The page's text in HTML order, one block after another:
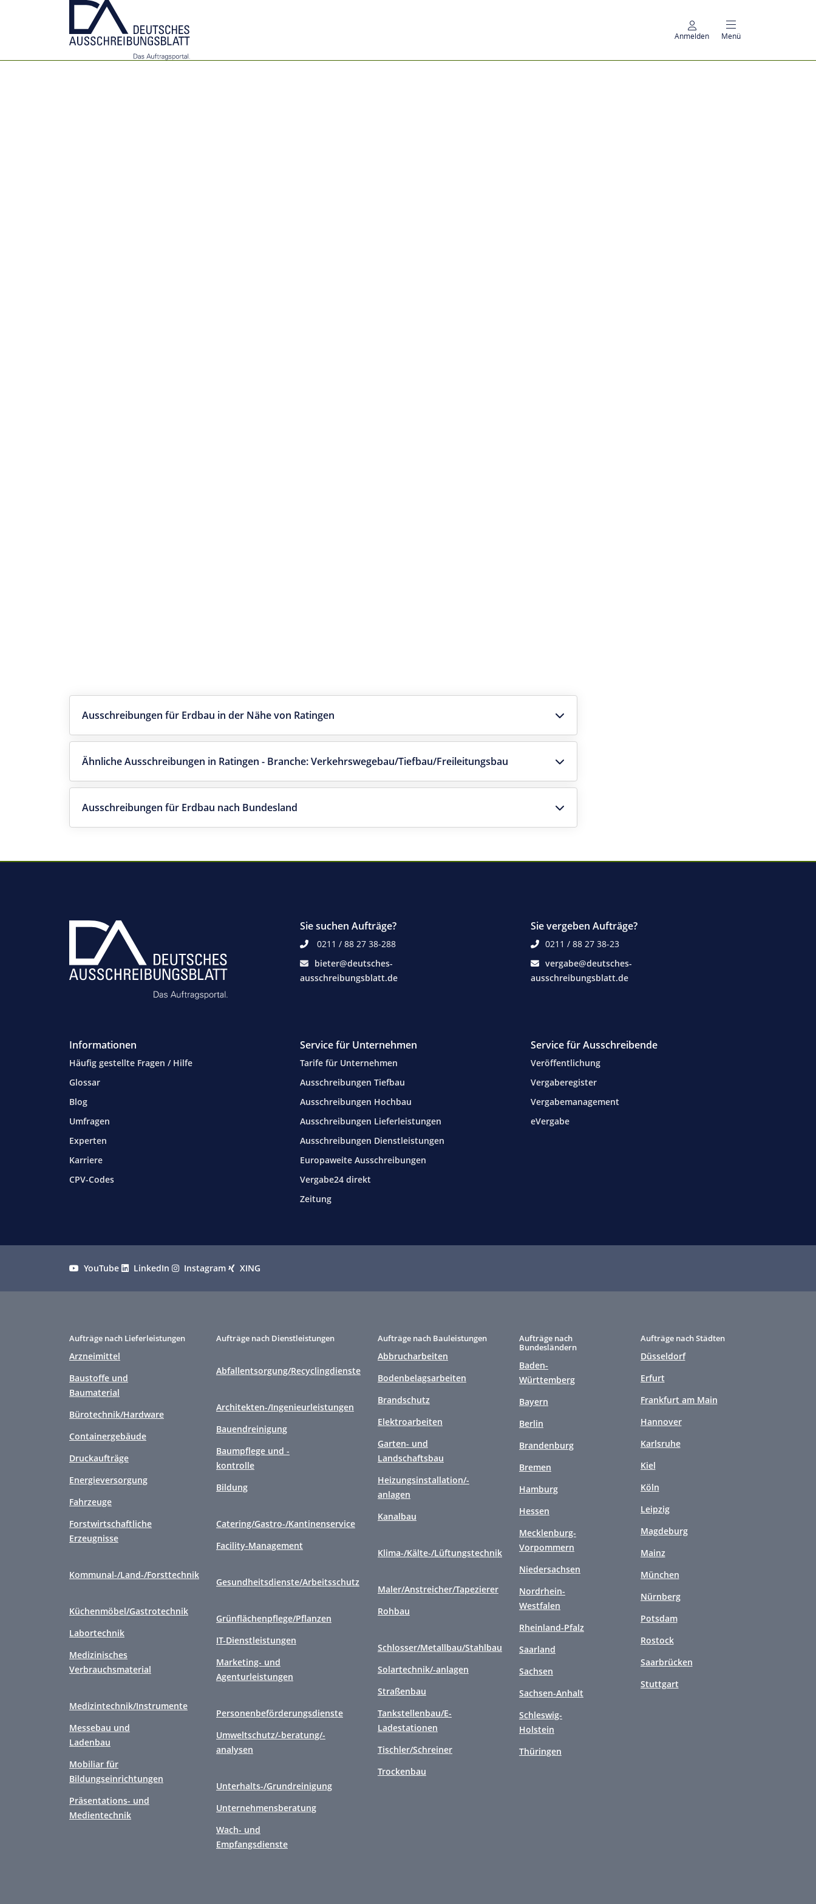
Anmelden Menü
Ausschreibungen für Erdbau in der Nähe von Ratingen
Ähnliche Ausschreibungen in Ratingen - Branche: Verkehrswegebau/Tiefbau/Freileitungsbau
Ausschreibungen für Erdbau nach Bundesland
Sie suchen Aufträge?
0211 / 88 27 38-288
bieter@deutsches-
ausschreibungsblatt.de
Sie vergeben Aufträge?
0211 / 88 27 38-23
vergabe@deutsches-
ausschreibungsblatt.de
Informationen
Häufig gestellte Fragen / Hilfe
Glossar
Blog
Umfragen
Experten
Karriere
CPV-Codes
Service für Unternehmen
Tarife für Unternehmen
Ausschreibungen Tiefbau
Ausschreibungen Hochbau
Ausschreibungen Lieferleistungen
Ausschreibungen Dienstleistungen
Europaweite Ausschreibungen
Vergabe24 direkt
Zeitung
Service für Ausschreibende
Veröffentlichung
Vergaberegister
Vergabemanagement
eVergabe
YouTube LinkedIn Instagram XING
Aufträge nach Lieferleistungen
Arzneimittel
Baustoffe und
Baumaterial
Bürotechnik/Hardware
Containergebäude
Druckaufträge
Energieversorgung
Fahrzeuge
Forstwirtschaftliche
Erzeugnisse
Kommunal-/Land-/Forsttechnik
Küchenmöbel/Gastrotechnik
Labortechnik
Medizinisches
Verbrauchsmaterial
Medizintechnik/Instrumente
Messebau und
Ladenbau
Mobiliar für
Bildungseinrichtungen
Präsentations- und
Medientechnik
Aufträge nach Dienstleistungen
Abfallentsorgung/Recyclingdienste
Architekten-/Ingenieurleistungen
Bauendreinigung
Baumpflege und -
kontrolle
Bildung
Catering/Gastro-/Kantinenservice
Facility-Management
Gesundheitsdienste/Arbeitsschutz
Grünflächenpflege/Pflanzen
IT-Dienstleistungen
Marketing- und
Agenturleistungen
Personenbeförderungsdienste
Umweltschutz/-beratung/-
analysen
Unterhalts-/Grundreinigung
Unternehmensberatung
Wach- und
Empfangsdienste
Aufträge nach Bauleistungen
Abbrucharbeiten
Bodenbelagsarbeiten
Brandschutz
Elektroarbeiten
Garten- und
Landschaftsbau
Heizungsinstallation/-
anlagen
Kanalbau
Klima-/Kälte-/Lüftungstechnik
Maler/Anstreicher/Tapezierer
Rohbau
Schlosser/Metallbau/Stahlbau
Solartechnik/-anlagen
Straßenbau
Tankstellenbau/E-
Ladestationen
Tischler/Schreiner
Trockenbau
Aufträge nach
Bundesländern
Baden-
Württemberg
Bayern
Berlin
Brandenburg
Bremen
Hamburg
Hessen
Mecklenburg-
Vorpommern
Niedersachsen
Nordrhein-
Westfalen
Rheinland-Pfalz
Saarland
Sachsen
Sachsen-Anhalt
Schleswig-
Holstein
Thüringen
Aufträge nach Städten
Düsseldorf
Erfurt
Frankfurt am Main
Hannover
Karlsruhe
Kiel
Köln
Leipzig
Magdeburg
Mainz
München
Nürnberg
Potsdam
Rostock
Saarbrücken
Stuttgart